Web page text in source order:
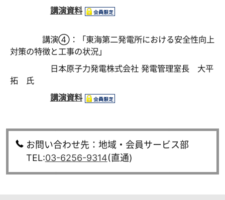
講演資料
講演④：「東海第二発電所における安全性向上
対策の特徴と工事の状況」
日本原子力発電株式会社 発電管理室長 大平
拓 氏
講演資料
お問い合わせ先：地域・会員サービス部
TEL:03-6256-9314(直通)